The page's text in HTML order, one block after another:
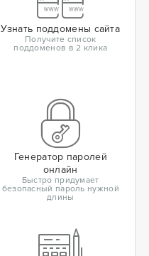
Узнать поддомены сайта
Получите список
поддоменов в 2 клика
Генератор паролей
онлайн
Быстро придумает
безопасный пароль нужной
длины